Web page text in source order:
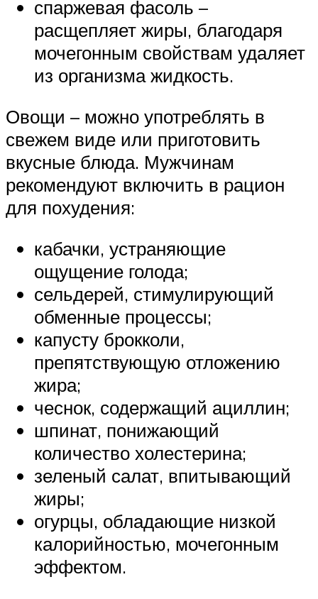
спаржевая фасоль –
расщепляет жиры, благодаря
мочегонным свойствам удаляет
из организма жидкость.
Овощи – можно употреблять в
свежем виде или приготовить
вкусные блюда. Мужчинам
рекомендуют включить в рацион
для похудения:
кабачки, устраняющие
ощущение голода;
сельдерей, стимулирующий
обменные процессы;
капусту брокколи,
препятствующую отложению
жира;
чеснок, содержащий ациллин;
шпинат, понижающий
количество холестерина;
зеленый салат, впитывающий
жиры;
огурцы, обладающие низкой
калорийностью, мочегонным
эффектом.